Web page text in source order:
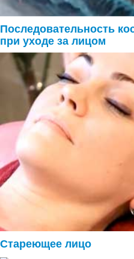
Последовательность
при уходе за лицом
Стареющее лицо